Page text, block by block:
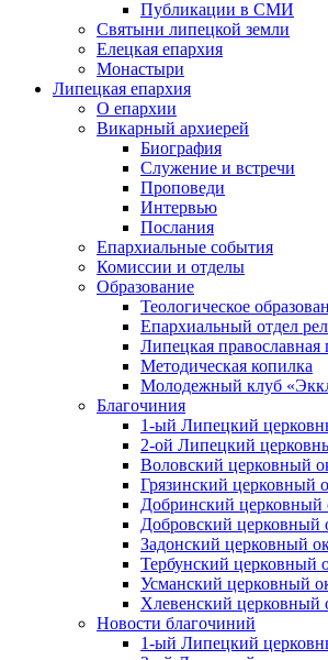
Публикации в СМИ
Святыни липецкой земли
Елецкая епархия
Монастыри
Липецкая епархия
О епархии
Викарный архиерей
Биография
Служение и встречи
Проповеди
Интервью
Послания
Епархиальные события
Комиссии и отделы
Образование
Теологическое
Епархиальный отдел
Липецкая
Методическая копилка
Молодежный клуб
Благочиния
1-ый Липецкий
2-ой Липецкий
Воловский церковный
Грязинский церковный
Добринский церковный
Добровский церковный
Задонский церковный
Тербунский церковный
Усманский церковный
Хлевенский церковный
Новости благочиний
1-ый Липецкий